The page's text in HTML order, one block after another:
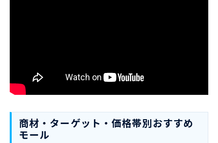
商材・ターゲット・価格帯別おすすめ
モール